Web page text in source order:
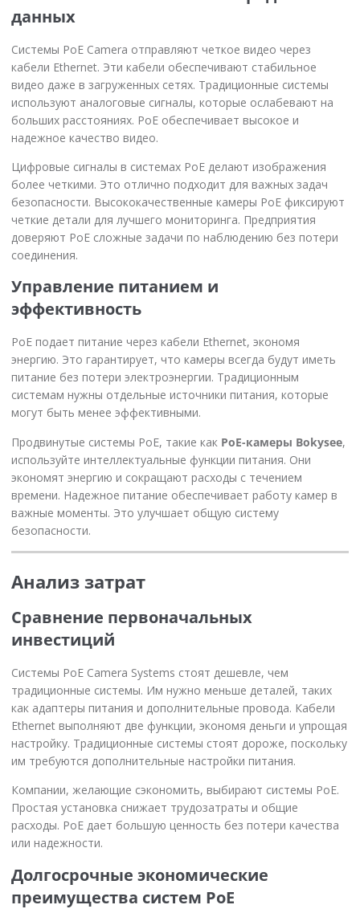
данных
Системы PoE Camera отправляют четкое видео через
кабели Ethernet. Эти кабели обеспечивают стабильное
видео даже в загруженных сетях. Традиционные системы
используют аналоговые сигналы, которые ослабевают на
больших расстояниях. PoE обеспечивает высокое и
надежное качество видео.
Цифровые сигналы в системах PoE делают изображения
более четкими. Это отлично подходит для важных задач
безопасности. Высококачественные камеры PoE фиксируют
четкие детали для лучшего мониторинга. Предприятия
доверяют PoE сложные задачи по наблюдению без потери
соединения.
Управление питанием и
эффективность
PoE подает питание через кабели Ethernet, экономя
энергию. Это гарантирует, что камеры всегда будут иметь
питание без потери электроэнергии. Традиционным
системам нужны отдельные источники питания, которые
могут быть менее эффективными.
Продвинутые системы PoE, такие как PoE-камеры Bokysee,
используйте интеллектуальные функции питания. Они
экономят энергию и сокращают расходы с течением
времени. Надежное питание обеспечивает работу камер в
важные моменты. Это улучшает общую систему
безопасности.
Анализ затрат
Сравнение первоначальных
инвестиций
Системы PoE Camera Systems стоят дешевле, чем
традиционные системы. Им нужно меньше деталей, таких
как адаптеры питания и дополнительные провода. Кабели
Ethernet выполняют две функции, экономя деньги и упрощая
настройку. Традиционные системы стоят дороже, поскольку
им требуются дополнительные настройки питания.
Компании, желающие сэкономить, выбирают системы PoE.
Простая установка снижает трудозатраты и общие
расходы. PoE дает большую ценность без потери качества
или надежности.
Долгосрочные экономические
преимущества систем PoE